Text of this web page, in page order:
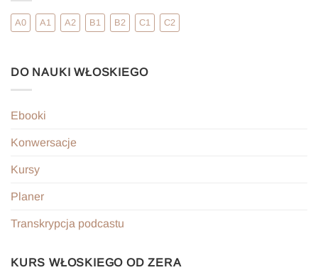
A0 A1 A2 B1 B2 C1 C2
DO NAUKI WŁOSKIEGO
Ebooki
Konwersacje
Kursy
Planer
Transkrypcja podcastu
KURS WŁOSKIEGO OD ZERA